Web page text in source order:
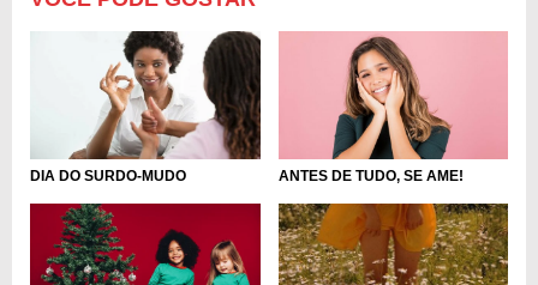
DIA DO SURDO-MUDO ANTES DE TUDO, SE AME!